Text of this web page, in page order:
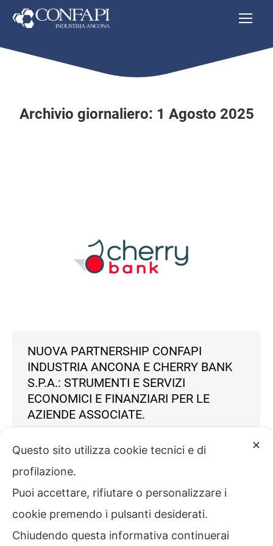
Archivio giornaliero: 1 Agosto 2025
NUOVA PARTNERSHIP CONFAPI
INDUSTRIA ANCONA E CHERRY BANK
S.P.A.: STRUMENTI E SERVIZI
ECONOMICI E FINANZIARI PER LE
AZIENDE ASSOCIATE.
News DiConfapi 1 Agosto 2025
Confapi Industria Ancona e Cherry Bank hanno
associate con strumenti e servizi finanziari ed
economici, per rispondere efficacemente agli
Cherry Bank S.p.A. è un polo bancario full-service
✕
Questo sito utilizza cookie tecnici e di
profilazione.
Puoi accettare, rifiutare o personalizzare i
cookie premendo i pulsanti desiderati.
Chiudendo questa informativa continuerai